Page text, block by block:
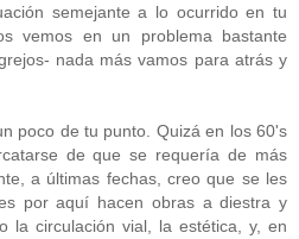
semejante a lo ocurrido en tu
vemos en un problema bastante
nada más vamos para atrás y
poco de tu punto. Quizá en los 60's
de que se requería de más
a últimas fechas, creo que se les
por aquí hacen obras a diestra y
la circulación vial, la estética, y, en